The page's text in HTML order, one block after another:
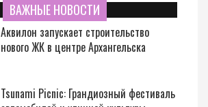
ВАЖНЫЕ НОВОСТИ
Аквилон запускает строительство
нового ЖК в центре Архангельска
Tsunami Picnic: Грандиозный фестиваль